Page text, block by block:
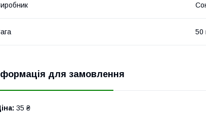
50
для замовлення
35 ₴